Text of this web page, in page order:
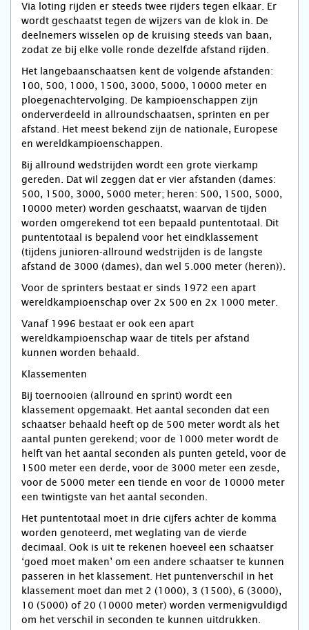
Via loting rijden er steeds twee rijders tegen elkaar. Er
wordt geschaatst tegen de wijzers van de klok in. De
deelnemers wisselen op de kruising steeds van baan,
zodat ze bij elke volle ronde dezelfde afstand rijden.
Het langebaanschaatsen kent de volgende afstanden:
100, 500, 1000, 1500, 3000, 5000, 10000 meter en
ploegenachtervolging. De kampioenschappen zijn
onderverdeeld in allroundschaatsen, sprinten en per
afstand. Het meest bekend zijn de nationale, Europese
en wereldkampioenschappen.
Bij allround wedstrijden wordt een grote vierkamp
gereden. Dat wil zeggen dat er vier afstanden (dames:
500, 1500, 3000, 5000 meter; heren: 500, 1500, 5000,
10000 meter) worden geschaatst, waarvan de tijden
worden omgerekend tot een bepaald puntentotaal. Dit
puntentotaal is bepalend voor het eindklassement
(tijdens junioren-allround wedstrijden is de langste
afstand de 3000 (dames), dan wel 5.000 meter (heren)).
Voor de sprinters bestaat er sinds 1972 een apart
wereldkampioenschap over 2x 500 en 2x 1000 meter.
Vanaf 1996 bestaat er ook een apart
wereldkampioenschap waar de titels per afstand
kunnen worden behaald.
Klassementen
Bij toernooien (allround en sprint) wordt een
klassement opgemaakt. Het aantal seconden dat een
schaatser behaald heeft op de 500 meter wordt als het
aantal punten gerekend; voor de 1000 meter wordt de
helft van het aantal seconden als punten geteld, voor de
1500 meter een derde, voor de 3000 meter een zesde,
voor de 5000 meter een tiende en voor de 10000 meter
een twintigste van het aantal seconden.
Het puntentotaal moet in drie cijfers achter de komma
worden genoteerd, met weglating van de vierde
decimaal. Ook is uit te rekenen hoeveel een schaatser
‘goed moet maken’ om een andere schaatser te kunnen
passeren in het klassement. Het puntenverschil in het
klassement moet dan met 2 (1000), 3 (1500), 6 (3000),
10 (5000) of 20 (10000 meter) worden vermenigvuldigd
om het verschil in seconden te kunnen uitdrukken.